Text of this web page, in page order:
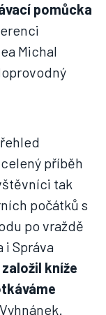
pomůcka
Michal
příběh
tak
počátků s
po vraždě
i Správa
kníže